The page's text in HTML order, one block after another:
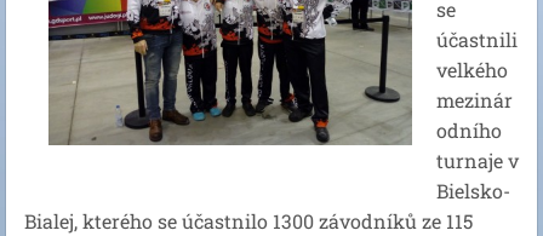
se
účastnili
velkého
mezinár
odního
turnaje v
Bielsko-
Bialej, kterého se účastnilo 1300 závodníků ze 115